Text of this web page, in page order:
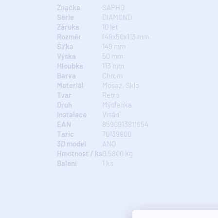
Značka
SAPHO
Série
DIAMOND
Záruka
10 let
Rozměr
149x50x113 mm
Šířka
149 mm
Výška
50 mm
Hloubka
113 mm
Barva
Chrom
Materiál
Mosaz, Sklo
Tvar
Retro
Druh
Mýdlenka
Instalace
Vrtání
EAN
8590913811654
Taric
70139900
3D model
ANO
Hmotnost / ks0.5800 kg
Balení
1 ks